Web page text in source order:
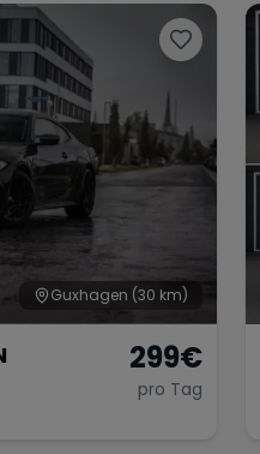
Guxhagen (30 km)
299€
pro Tag